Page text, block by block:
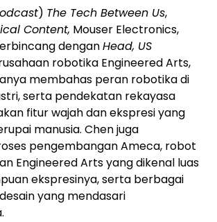
) The Tech Between Us,
Content, Mouser Electronics,
denganHead, US
robotika Engineered Arts,
membahas peran robotika di
serta pendekatan rekayasa
fitur wajah dan ekspresi yang
manusia. Chen juga
pengembangan Ameca, robot
Engineered Arts yang dikenal luas
ekspresinya, serta berbagai
yang mendasari